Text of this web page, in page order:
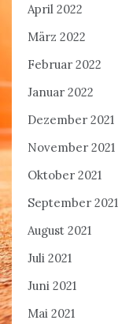
April 2022
März 2022
Februar 2022
Januar 2022
Dezember 2021
November 2021
Oktober 2021
September 2021
August 2021
Juli 2021
Juni 2021
Mai 2021